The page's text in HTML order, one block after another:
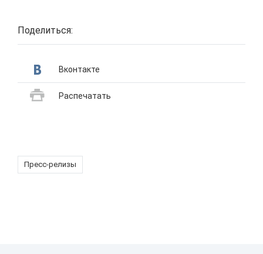
Поделиться:
Вконтакте
Распечатать
Пресс-релизы